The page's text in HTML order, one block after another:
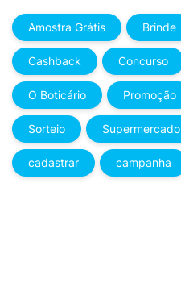
Amostra Grátis Brinde
Cashback Concurso
O Boticário Promoção
Sorteio Supermercado
cadastrar campanha